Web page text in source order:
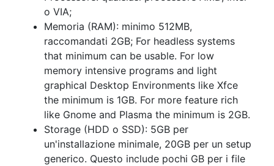
o VIA;
Memoria (RAM): minimo 512MB,
raccomandati 2GB; For headless systems
that minimum can be usable. For low
memory intensive programs and light
graphical Desktop Environments like Xfce
the minimum is 1GB. For more feature rich
like Gnome and Plasma the minimum is 2GB.
Storage (HDD o SSD): 5GB per
un'installazione minimale, 20GB per un setup
generico. Questo include pochi GB per i file